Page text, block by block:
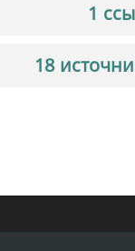
1
18